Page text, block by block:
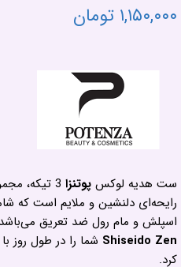
۱,۱۵۰,۰۰۰ تومان
ست هدیه لوکس پوتنزا
3 تیکه،
رایحه‌ای دلنشین و ملایم است که
اسپلش و مام رول ضد تعریق
Shiseido Zen شما را در طول روز
کرد.